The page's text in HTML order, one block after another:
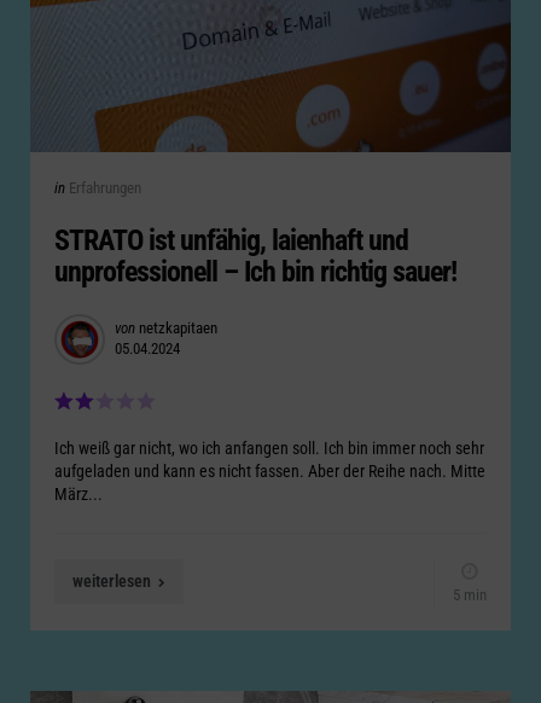
Categories
Posted
in Erfahrungen
STRATO ist unfähig, laienhaft und
unprofessionell – Ich bin richtig sauer!
Posted
by
von netzkapitaen
05.04.2024
Ich weiß gar nicht, wo ich anfangen soll. Ich bin immer noch sehr
aufgeladen und kann es nicht fassen. Aber der Reihe nach. Mitte
März...
weiterlesen
5 min